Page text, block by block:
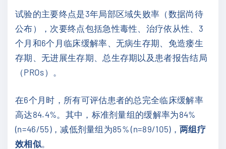
试验的主要终点是3年局部区域失败率（数据尚待
公布），次要终点包括急性毒性、治疗依从性、3
个月和6个月临床缓解率、无病生存期、免造瘘生
存期、无进展生存期、总生存期以及患者报告结局
（PROs）。
在6个月时，所有可评估患者的总完全临床缓解率
高达84.4%。其中，标准剂量组的缓解率为84%
(n=46/55)，减低剂量组为85% (n=89/105)， 两组疗
效相似